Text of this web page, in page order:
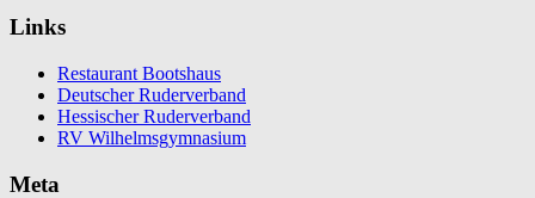
Links
Restaurant Bootshaus
Deutscher Ruderverband
Hessischer Ruderverband
RV Wilhelmsgymnasium
Meta